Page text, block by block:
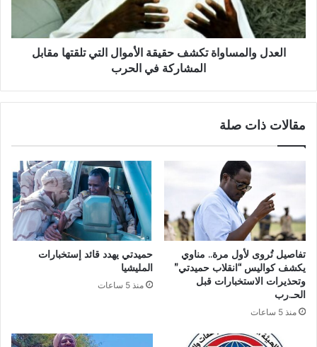
تلقتها
مقابل
المشاركة
العدل والمساواة تكشف حقيقة الأموال التي تلقتها مقابل
المشاركة في الحرب
مقالات ذات صلة
تفاصيل تُروى لأول مرة.. مناوي
يكشف كواليس “انقلاب حميدتي”
وتحذيرات الاستخبارات قبل
الحـ.رب
منذ 5 ساعات
حميدتي يهدد قائد إستخبارات
المليشيا
منذ 5 ساعات